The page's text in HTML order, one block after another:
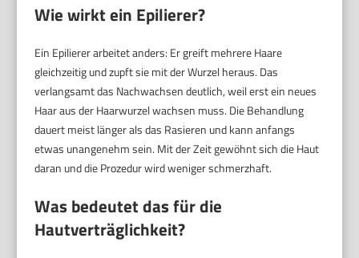
Wie wirkt ein Epilierer?
Ein Epilierer arbeitet anders: Er greift mehrere Haare
gleichzeitig und zupft sie mit der Wurzel heraus. Das
verlangsamt das Nachwachsen deutlich, weil erst ein neues
Haar aus der Haarwurzel wachsen muss. Die Behandlung
dauert meist länger als das Rasieren und kann anfangs
etwas unangenehm sein. Mit der Zeit gewöhnt sich die Haut
daran und die Prozedur wird weniger schmerzhaft.
Was bedeutet das für die
Hautverträglichkeit?